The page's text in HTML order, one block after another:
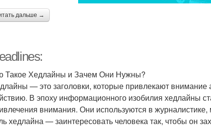
дальше →
Такое Хедлайны и Зачем Они Нужны?
— это заголовки, которые привлекают
В эпоху информационного изобилия хедлайны
внимания. Они используются в
хедлайна — заинтересовать человека так, чтобы он